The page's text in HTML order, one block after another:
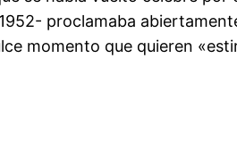
proclamaba
momento que quieren